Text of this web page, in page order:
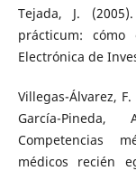
Tejada, J.
prácticum: cómo
Electrónica de
Villegas-Álvarez, F.
García-
Competencias
médicos recién